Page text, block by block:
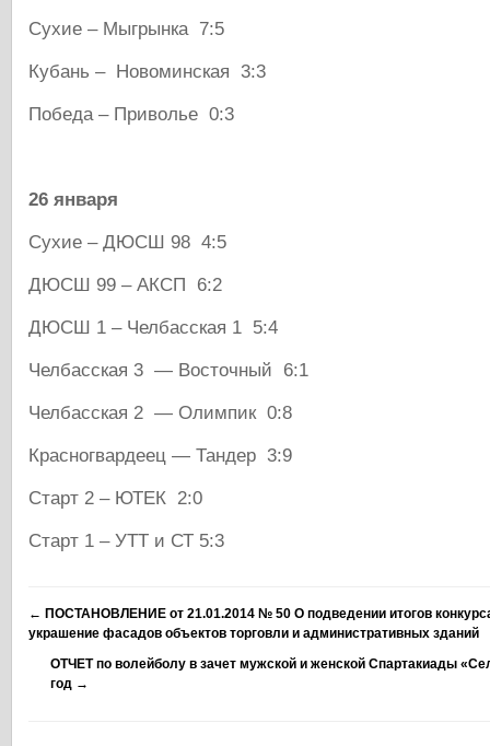
Сухие – Мыгрынка 7:5
Кубань – Новоминская 3:3
Победа – Приволье 0:3
26 января
Сухие – ДЮСШ 98 4:5
ДЮСШ 99 – АКСП 6:2
ДЮСШ 1 – Челбасская 1 5:4
Челбасская 3 — Восточный 6:1
Челбасская 2 — Олимпик 0:8
Красногвардеец — Тандер 3:9
Старт 2 – ЮТЕК 2:0
Старт 1 – УТТ и СТ 5:3
← ПОСТАНОВЛЕНИЕ от 21.01.2014 № 50 О подведении итогов
украшение фасадов объектов торговли и административных зданий
ОТЧЕТ по волейболу в зачет мужской и женской Спартакиады
год →